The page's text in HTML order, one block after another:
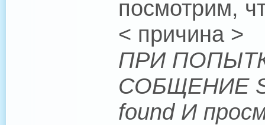
посмотрим,
< причина >
ПРИ
СОБЩЕНИЕ
found И